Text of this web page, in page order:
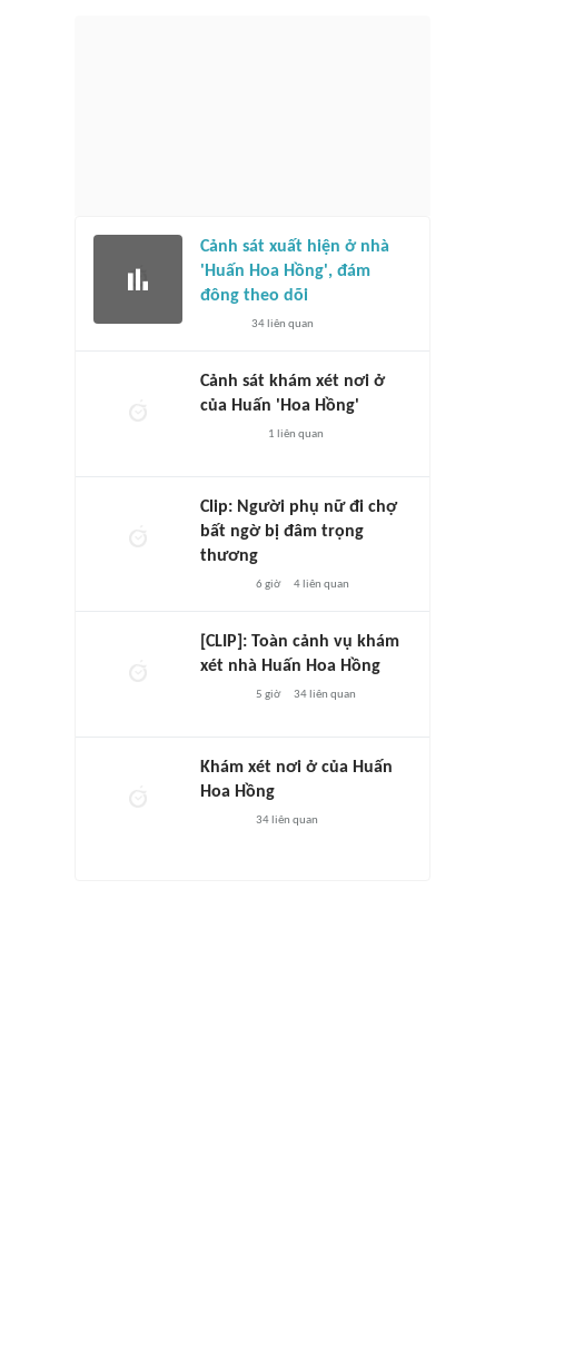
Cảnh sát xuất hiện ở nhà
'Huấn Hoa Hồng', đám
đông theo dõi
34liên quan
Cảnh sát khám xét nơi ở
của Huấn 'Hoa Hồng'
1 liên quan
Clip: Người phụ nữ đi chợ
bất ngờ bị đâm trọng
thương
6 giờ 4liên quan
[CLIP]: Toàn cảnh vụ khám
xét nhà Huấn Hoa Hồng
5 giờ 34liên quan
Khám xét nơi ở của Huấn
Hoa Hồng
34liên quan